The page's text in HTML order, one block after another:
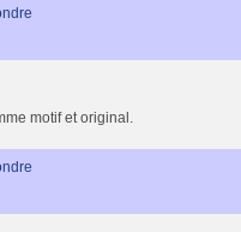
motif et original.